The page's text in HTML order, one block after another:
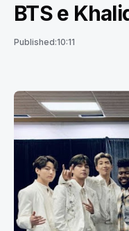
BTS e
Published:10:11